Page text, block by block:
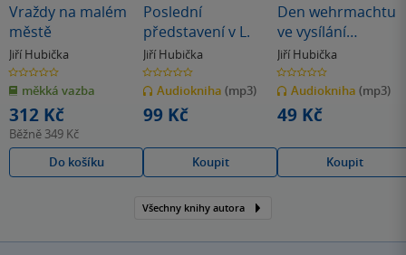
Vraždy na malém
městě
Jiří Hubička
0.0
z
5
hvězdiček
měkká vazba
312 Kč
Běžně 349 Kč
Do košíku
Poslední
představení v L.
Jiří Hubička
0.0
z
5
hvězdiček
Audiokniha (mp3)
99 Kč
Koupit
Den wehrmachtu
ve vysílání
pražského
Jiří Hubička
0.0
z
5
hvězdiček
Audiokniha (mp3)
49 Kč
Koupit
Všechny knihy autora